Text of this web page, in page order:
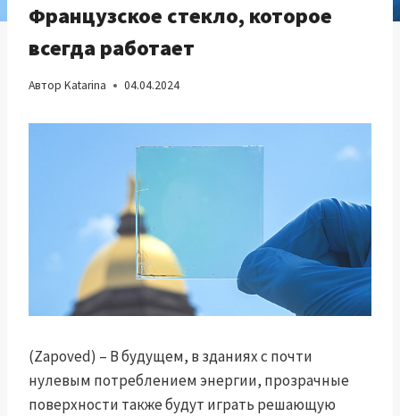
Французское стекло, которое
всегда работает
Автор Katarina 04.04.2024
(Zapoved) – В будущем, в зданиях с почти
нулевым потреблением энергии, прозрачные
поверхности также будут играть решающую